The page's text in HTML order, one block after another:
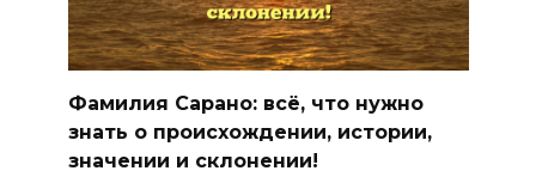
Фамилия Сарано: всё, что нужно
знать о происхождении, истории,
значении и склонении!